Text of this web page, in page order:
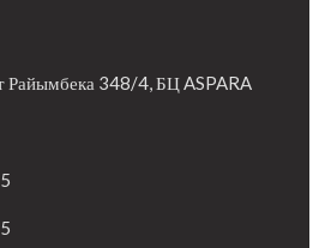
Райымбека 348/4, БЦ ASPARA